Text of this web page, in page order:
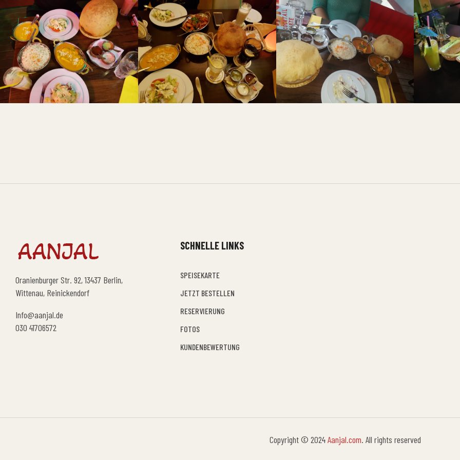
Oranienburger Str. 92, 13437 Berlin,
Wittenau, Reinickendorf
Info@aanjal.de
030 41706572
SCHNELLE LINKS
SPEISEKARTE
JETZT BESTELLEN
RESERVIERUNG
FOTOS
KUNDENBEWERTUNG
Copyright © 2024Aanjal.com. All rights reserved